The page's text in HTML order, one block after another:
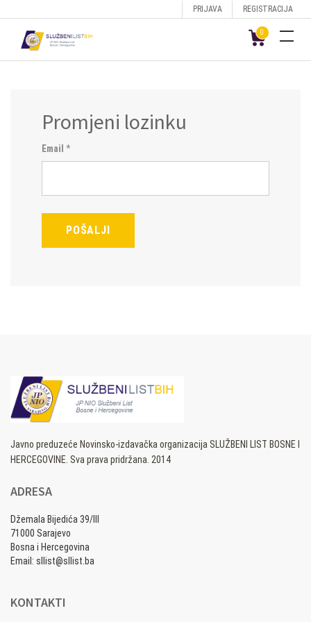
PRIJAVA REGISTRACIJA
0
Promjeni lozinku
Email *
POŠALJI
Javno preduzeće Novinsko-izdavačka organizacija SLUŽBENI LIST BOSNE I
HERCEGOVINE. Sva prava pridržana. 2014
ADRESA
Džemala Bijedića 39/III
71000 Sarajevo
Bosna i Hercegovina
Email: sllist@sllist.ba
KONTAKTI